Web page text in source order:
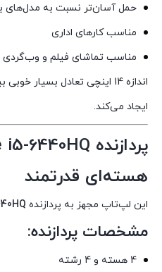
حمل آسان‌تر نسبت به مدل‌های
مناسب کارهای اداری
مناسب تماشای فیلم و وب‌گردی
اندازه 14 اینچی تعادل
ایجاد می‌کند.
هسته‌ای قدرتمند
این لپ‌تاپ مجهز به پردازنده
مشخصات پردازنده:
4 هسته و 4 رشته